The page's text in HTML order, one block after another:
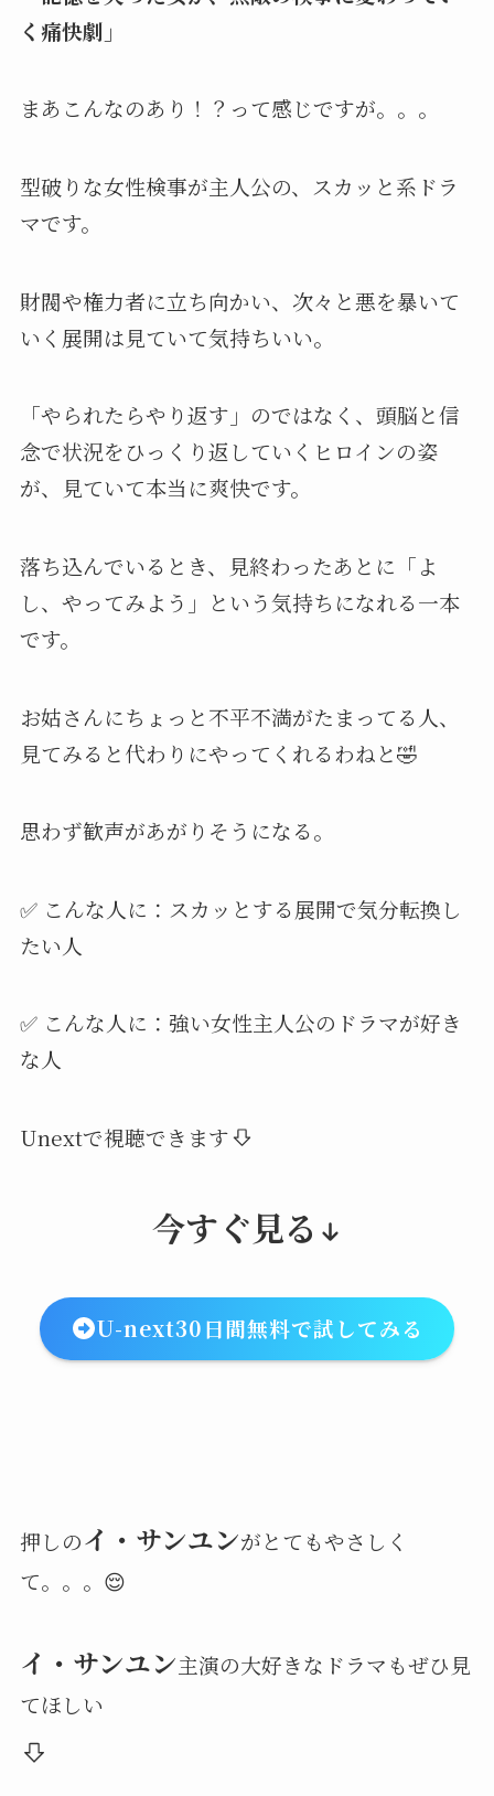
く痛快劇」
まあこんなのあり！？って感じですが。。。
型破りな女性検事が主人公の、スカッと系ドラ
マです。
財閥や権力者に立ち向かい、次々と悪を暴いて
いく展開は見ていて気持ちいい。
「やられたらやり返す」のではなく、頭脳と信
念で状況をひっくり返していくヒロインの姿
が、見ていて本当に爽快です。
落ち込んでいるとき、見終わったあとに「よ
し、やってみよう」という気持ちになれる一本
です。
お姑さんにちょっと不平不満がたまってる人、
見てみると代わりにやってくれるわねと🤣
思わず歓声があがりそうになる。
✅ こんな人に：スカッとする展開で気分転換し
たい人
✅ こんな人に：強い女性主人公のドラマが好き
な人
Unextで視聴できます
今すぐ見る
U-next30日間無料で試してみる
押しのイ・サンユンがとてもやさしく
て。。。😌
イ・サンユン主演の大好きなドラマもぜひ見
てほしい